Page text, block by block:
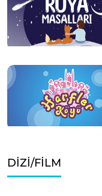
DİZİ/FİLM